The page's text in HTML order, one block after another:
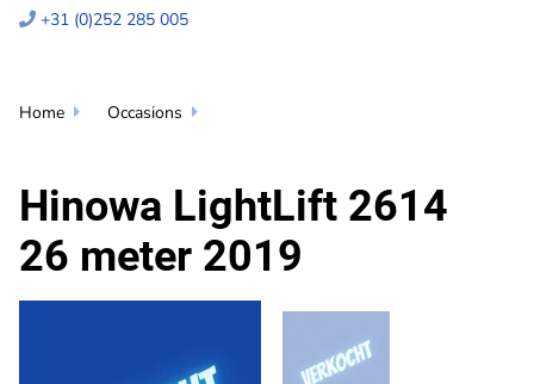
 +31 (0)252 285 005
Home  Occasions 
Hinowa LightLift 2614
26 meter 2019